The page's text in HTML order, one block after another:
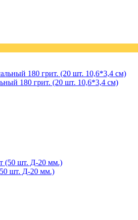
180 грит. (20 шт. 10,6*3,4 см)
шт. Д-20 мм.)